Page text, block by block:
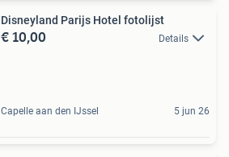
Disneyland Parijs Hotel fotolijst
€ 10,00 Details
Capelle aan den IJssel 5 jun 26